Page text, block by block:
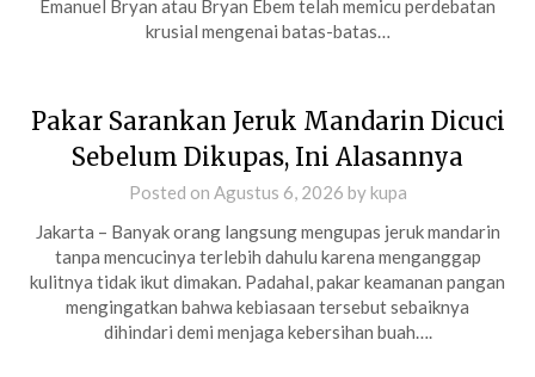
Emanuel Bryan atau Bryan Ebem telah memicu perdebatan
krusial mengenai batas-batas…
Pakar Sarankan Jeruk Mandarin Dicuci
Sebelum Dikupas, Ini Alasannya
Posted on Agustus 6, 2026 bykupa
Jakarta – Banyak orang langsung mengupas jeruk mandarin
tanpa mencucinya terlebih dahulu karena menganggap
kulitnya tidak ikut dimakan. Padahal, pakar keamanan pangan
mengingatkan bahwa kebiasaan tersebut sebaiknya
dihindari demi menjaga kebersihan buah….